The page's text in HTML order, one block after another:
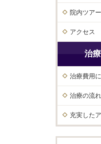
院内ツアー
アクセス
治
治療費用
治療の流れ
充実した